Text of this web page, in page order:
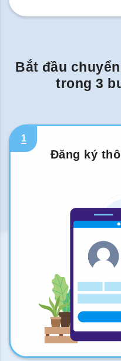
Bắt đầu
trong 3
1
Đăng ký